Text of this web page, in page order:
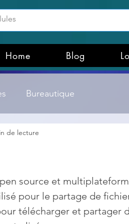
Home Blog
Bureautique
Windows
Photoshop Linux
de lecture
source et
pour le partage de
télécharger et partager